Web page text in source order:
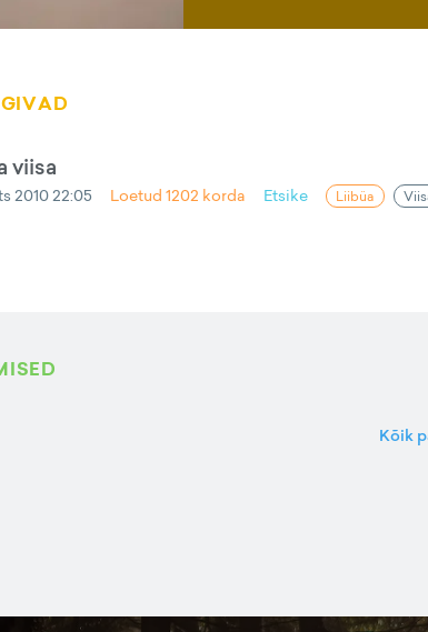
viisa
2010 22:05 Loetud 1202 korda Etsike Liibüa
Kõik